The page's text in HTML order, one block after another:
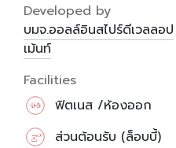
Developed by
บมจ.ออลล์อินสไปร์ดีเวลลอป
เม้นท์
Facilities
ฟิตเนส /ห้องออก
กำลังกาย
ส่วนต้อนรับ (ล็อบบี้)